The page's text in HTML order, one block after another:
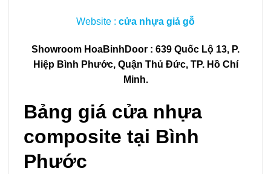
Website : cửa nhựa giả gỗ
Showroom HoaBinhDoor : 639 Quốc Lộ 13, P.
Hiệp Bình Phước, Quận Thủ Đức, TP. Hồ Chí
Minh.
Bảng giá cửa nhựa
composite tại Bình
Phước